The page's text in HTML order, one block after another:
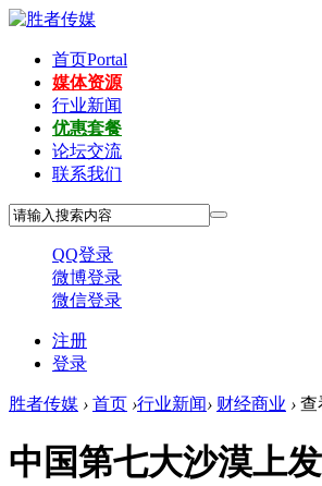
首页Portal
媒体资源
行业新闻
优惠套餐
论坛交流
联系我们
QQ登录
微博登录
微信登录
注册
登录
胜者传媒 › 首页 ›行业新闻› 财经商业 › 查
中国第七大沙漠上